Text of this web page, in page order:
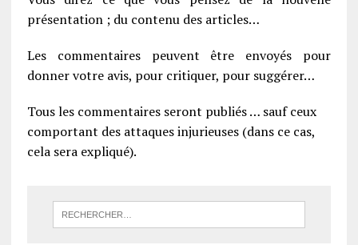
présentation ; du contenu des articles…
Les commentaires peuvent être envoyés pour
donner votre avis, pour critiquer, pour suggérer…
Tous les commentaires seront publiés … sauf ceux
comportant des attaques injurieuses (dans ce cas,
cela sera expliqué).